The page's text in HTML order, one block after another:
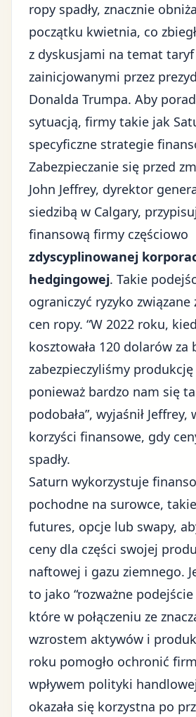
ropy spadły, znacznie
początku kwietnia, co
z dyskusjami na temat taryf
zainicjowanymi przez
Donalda Trumpa. Aby
sytuacją, firmy takie jak
specyficzne strategie
Zabezpieczanie się przed
John Jeffrey, dyrektor
siedzibą w Calgary,
finansową firmy częściowo
zdyscyplinowanej
hedgingowej. Takie
ograniczyć ryzyko związane
cen ropy. “W 2022 roku,
kosztowała 120 dolarów za
zabezpieczyliśmy
ponieważ bardzo nam się
podobała”, wyjaśnił Jeffrey,
korzyści finansowe, gdy
spadły.
Saturn wykorzystuje
pochodne na surowce,
futures, opcje lub swapy,
ceny dla części swojej
naftowej i gazu ziemnego.
to jako “rozważne podejście
które w połączeniu ze
wzrostem aktywów i
roku pomogło ochronić
wpływem polityki
okazała się korzystna po